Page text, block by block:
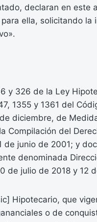
declaran en este
ella, solicitando la
y 326 de la Ley
1355 y 1361 del
diciembre, de
Compilación del
de junio de 2001; y
denominada
de julio de 2018 y 12
Hipotecario, que
o de